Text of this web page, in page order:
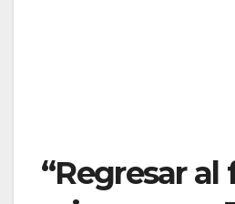
“Regresar al